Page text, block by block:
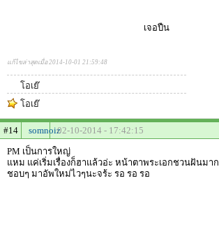
เจอปืน
แก้ไขล่าสุดเมื่อ 2014-10-01 21:59:48
โอเย๊
โอเย๊
#14 somnoiz02-10-2014 - 17:42:15
PM เป็นการใหญ่
แหม แค่เริ่มเรื่องก็ฮาแล้วอ่ะ หน้าตาพระเอกชวนฝันมาก
ชอบๆ มาอัพใหม่ไวๆนะจร้ะ รอ รอ รอ